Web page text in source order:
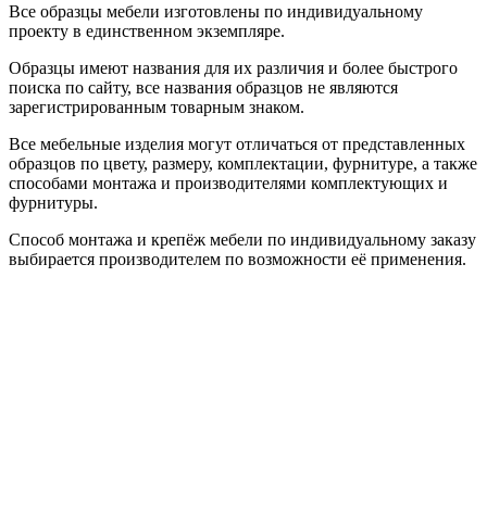
Все образцы мебели изготовлены по индивидуальному
проекту в единственном экземпляре.
Образцы имеют названия для их различия и более быстрого
поиска по сайту, все названия образцов не являются
зарегистрированным товарным знаком.
Все мебельные изделия могут отличаться от представленных
образцов по цвету, размеру, комплектации, фурнитуре, а также
способами монтажа и производителями комплектующих и
фурнитуры.
Способ монтажа и крепёж мебели по индивидуальному заказу
выбирается производителем по возможности её применения.